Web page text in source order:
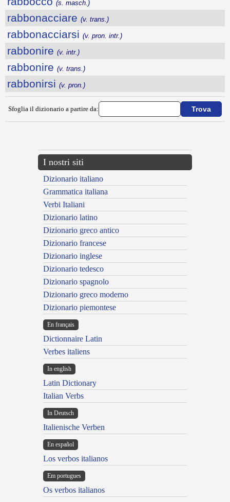
(s. masch.)
rabbonacciare (v. trans.)
rabbonacciarsi (v. pron. intr.)
rabbonire (v. intr.)
rabbonire (v. trans.)
rabbonirsi (v. pron.)
Sfoglia il dizionario a partire da:
I nostri siti
Dizionario italiano
Grammatica italiana
Verbi Italiani
Dizionario latino
Dizionario greco antico
Dizionario francese
Dizionario inglese
Dizionario tedesco
Dizionario spagnolo
Dizionario greco moderno
Dizionario piemontese
En français
Dictionnaire Latin
Verbes italiens
In english
Latin Dictionary
Italian Verbs
In Deutsch
Italienische Verben
En español
Los verbos italianos
Em portugues
Os verbos italianos